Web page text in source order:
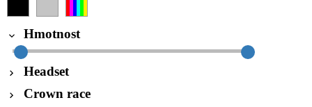
Hmotnost
Headset
Crown race